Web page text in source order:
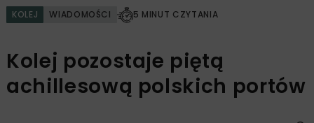
KOLEJ WIADOMOŚCI 5 MINUT CZYTANIA
Kolej pozostaje piętą
achillesową polskich portów